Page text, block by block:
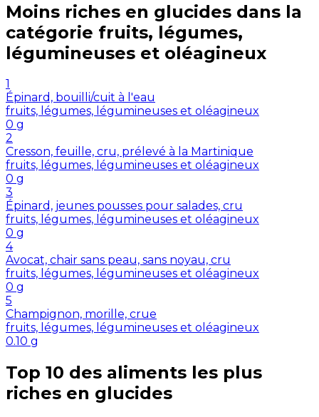
Moins riches en glucides dans la
catégorie fruits, légumes,
légumineuses et oléagineux
1
Épinard, bouilli/cuit à l'eau
fruits, légumes, légumineuses et oléagineux
0 g
2
Cresson, feuille, cru, prélevé à la Martinique
fruits, légumes, légumineuses et oléagineux
0 g
3
Épinard, jeunes pousses pour salades, cru
fruits, légumes, légumineuses et oléagineux
0 g
4
Avocat, chair sans peau, sans noyau, cru
fruits, légumes, légumineuses et oléagineux
0 g
5
Champignon, morille, crue
fruits, légumes, légumineuses et oléagineux
0.10 g
Top 10 des aliments les plus
riches en glucides